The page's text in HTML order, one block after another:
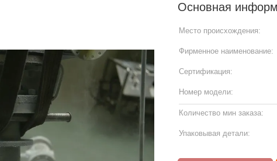
Основная
Место происхождения:
Фирменное наименование:
Сертификация:
Номер модели:
Количество мин заказа:
Упаковывая детали: